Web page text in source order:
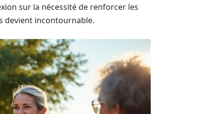
sur la nécessité de renforcer les
devient incontournable.